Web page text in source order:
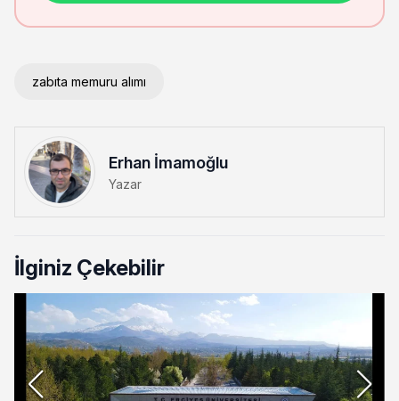
zabıta memuru alımı
Erhan İmamoğlu
Yazar
İlginiz Çekebilir